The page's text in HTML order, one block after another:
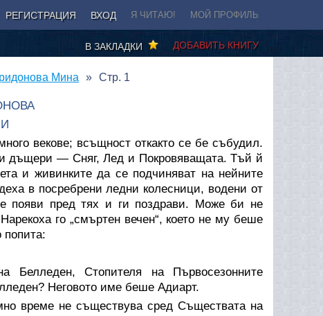
РЕГИСТРАЦИЯ ВХОД Я ЧИТАЮ! МОЙ ПРОФИЛЬ
ДОБАВИТЬ КНИГУ
В ЗАКЛАДКИ
Мина Стр. 1
векове; всъщност откакто се бе събудил.
дъщери — Сняг, Лед и Покровяващата. Тъй й
и живинките да се подчиняват на нейните
в посребрени ледни колесници, водени от
появи пред тях и ги поздрави. Може би не
го „смъртен вечен“, което не му беше
попита:
Стопителя на Първосезонните
Неговото име беше Адиарт.
време не съществува сред Съществата на